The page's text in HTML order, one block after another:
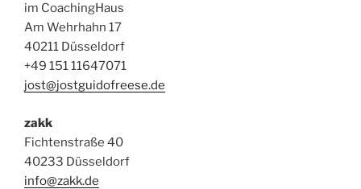
im CoachingHaus
Am Wehrhahn 17
40211 Düsseldorf
+49 151 11647071
jost@jostguidofreese.de
zakk
Fichtenstraße 40
40233 Düsseldorf
info@zakk.de